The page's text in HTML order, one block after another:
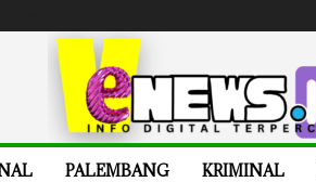
PALEMBANG KRIMINAL